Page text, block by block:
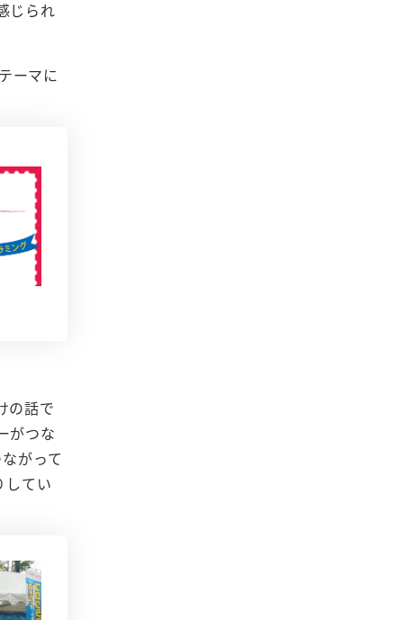
じられ
ーマに
の話で
がつな
がって
してい